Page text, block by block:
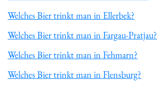
Welches Bier trinkt man in Ellerbek?
Welches Bier trinkt man in Fargau-Pratjau?
Welches Bier trinkt man in Fehmarn?
Welches Bier trinkt man in Flensburg?